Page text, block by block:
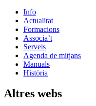
Info
Actualitat
Formacions
Associa’t
Serveis
Agenda de mitjans
Manuals
Història
Altres webs